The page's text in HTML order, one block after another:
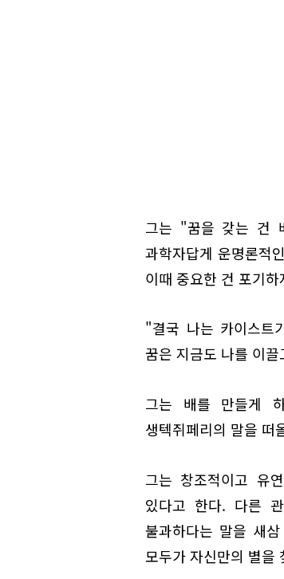
그는 "꿈을 갖는 건
과학자답게 운명론적
이때 중요한 건 포기
"결국 나는 카이스트
꿈은 지금도 나를 이
그는 배를 만들게
생텍쥐페리의 말을 떠
그는 창조적이고 유
있다고 한다. 다른
불과하다는 말을 새
모두가 자신만의 별을